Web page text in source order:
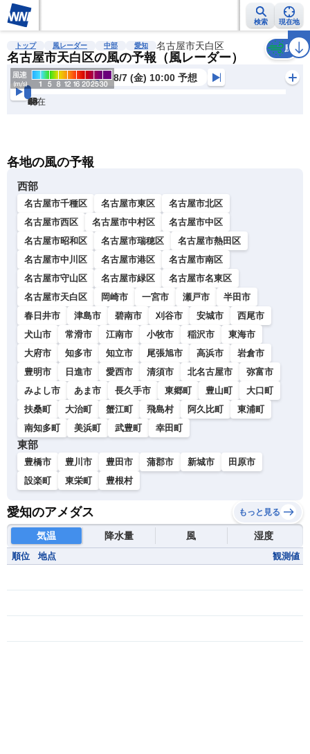
検索 現在地
雨雲レーダー 台風情報 地震情報 警報・注意報 2週間天気 ラ
トップ 風レーダー 中部 愛知 名古屋市天白区
名古屋市天白区の風の予報（風レーダー）
風
8/7 (金) 10:00 予想
現在
6h
12
24
36
48
60
72
各地の風の予報
西部
名古屋市千種区 名古屋市東区
名古屋市北区
名古屋市西区
名古屋市中村区
名古屋市中区
名古屋市昭和区
名古屋市瑞穂区
名古屋市熱田区
名古屋市中川区
名古屋市港区
名古屋市南区
名古屋市守山区
名古屋市緑区
名古屋市名東区
名古屋市天白区
岡崎市 一宮市 瀬戸市
半田市
春日井市
津島市 碧南市 刈谷市 安城市
西尾市
犬山市
常滑市 江南市 小牧市 稲沢市
東海市
大府市
知多市 知立市 尾張旭市 高浜市
岩倉市
豊明市
日進市 愛西市 清須市 北名古屋市
弥富市
みよし市
あま市 長久手市 東郷町 豊山町
大口町
扶桑町
大治町 蟹江町 飛島村 阿久比町
東浦町
南知多町
美浜町 武豊町 幸田町
東部
豊橋市 豊川市 豊田市 蒲郡市 新城市
田原市
設楽町
東栄町 豊根村
愛知のアメダス もっと見る
気温 降水量 風 湿度
順位 地点 観測値